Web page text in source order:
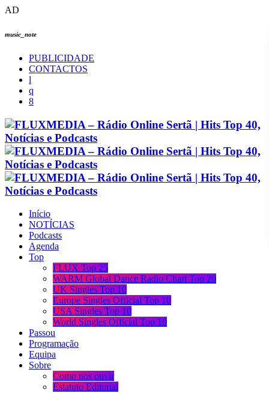
AD
music_note
PUBLICIDADE
CONTACTOS
Início
NOTÍCIAS
Podcasts
Agenda
Top
FLUX Top 25
WARM Global Dance Radio Chart Top 20
UK Singles Top 10
Europe Singles Official Top 10
USA Singles Top 10
World Singles Official Top 10
Passou
Programação
Equipa
Sobre
Como nos ouvir
Estatuto Editorial